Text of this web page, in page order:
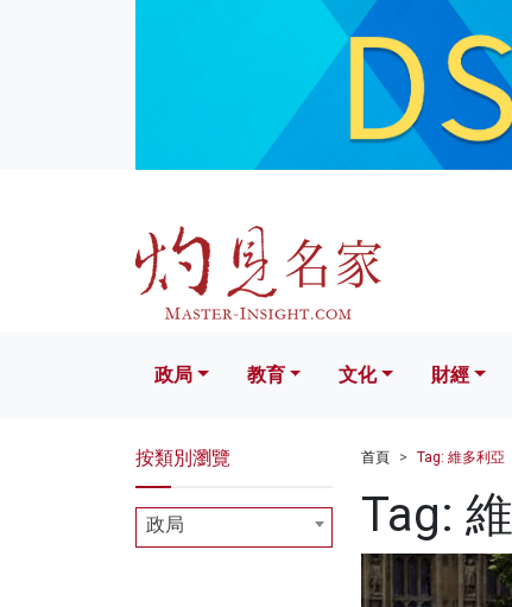
文化 財經 生活
政局 教育 文化 財經
首頁 Tag: 維多利亞
Tag:
按類別瀏覽
政局